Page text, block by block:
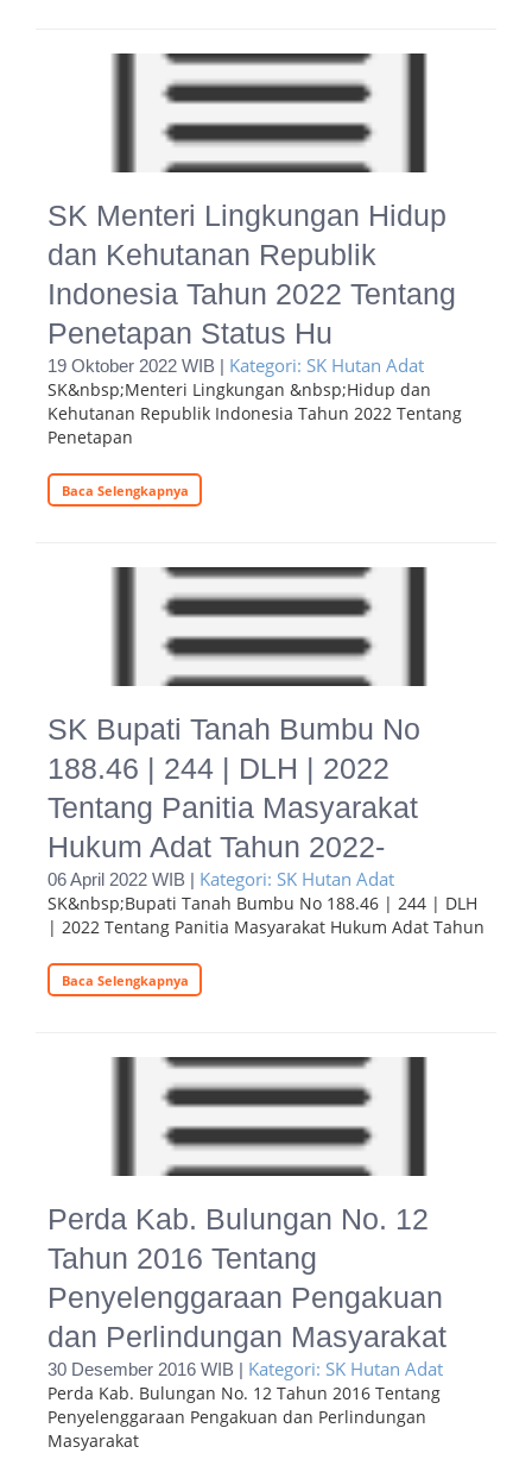
SK Menteri Lingkungan Hidup
dan Kehutanan Republik
Indonesia Tahun 2022 Tentang
Penetapan Status Hu
19 Oktober 2022 WIB | Kategori: SK Hutan Adat
SK&nbsp;Menteri Lingkungan &nbsp;Hidup dan
Kehutanan Republik Indonesia Tahun 2022 Tentang
Penetapan
Baca Selengkapnya
SK Bupati Tanah Bumbu No
188.46 | 244 | DLH | 2022
Tentang Panitia Masyarakat
Hukum Adat Tahun 2022-
06 April 2022 WIB | Kategori: SK Hutan Adat
SK&nbsp;Bupati Tanah Bumbu No 188.46 | 244 | DLH
| 2022 Tentang Panitia Masyarakat Hukum Adat Tahun
Baca Selengkapnya
Perda Kab. Bulungan No. 12
Tahun 2016 Tentang
Penyelenggaraan Pengakuan
dan Perlindungan Masyarakat
30 Desember 2016 WIB | Kategori: SK Hutan Adat
Perda Kab. Bulungan No. 12 Tahun 2016 Tentang
Penyelenggaraan Pengakuan dan Perlindungan
Masyarakat